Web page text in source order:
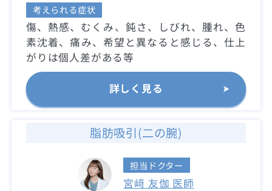
考えられる症状
傷、熱感、むくみ、鈍さ、しびれ、腫れ、色
素沈着、痛み、希望と異なると感じる、仕上
がりは個人差がある等
詳しく見る
脂肪吸引(二の腕)
担当ドクター
宮﨑 友伽 医師